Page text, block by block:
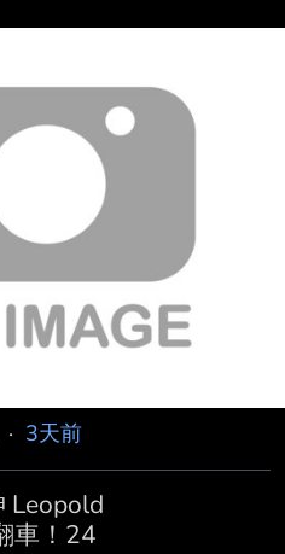
· 3天前
Leopold
車！24